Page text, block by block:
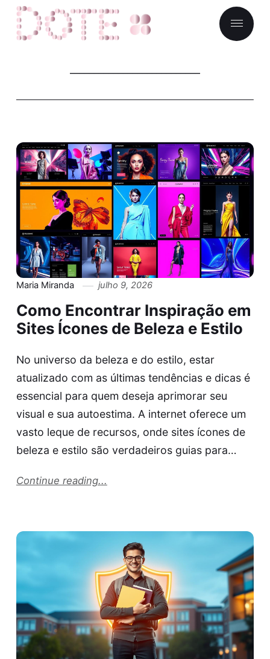
Maria Miranda julho 9, 2026
Como Encontrar Inspiração em
Sites Ícones de Beleza e Estilo
No universo da beleza e do estilo, estar
atualizado com as últimas tendências e dicas é
essencial para quem deseja aprimorar seu
visual e sua autoestima. A internet oferece um
vasto leque de recursos, onde sites ícones de
beleza e estilo são verdadeiros guias para…
Continue reading...